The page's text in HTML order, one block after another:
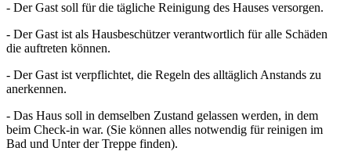
- Der Gast soll für die tägliche Reinigung des Hauses versorgen.
- Der Gast ist als Hausbeschützer verantwortlich für alle Schäden
die auftreten können.
- Der Gast ist verpflichtet, die Regeln des alltäglich Anstands zu
anerkennen.
- Das Haus soll in demselben Zustand gelassen werden, in dem
beim Check-in war. (Sie können alles notwendig für reinigen im
Bad und Unter der Treppe finden).